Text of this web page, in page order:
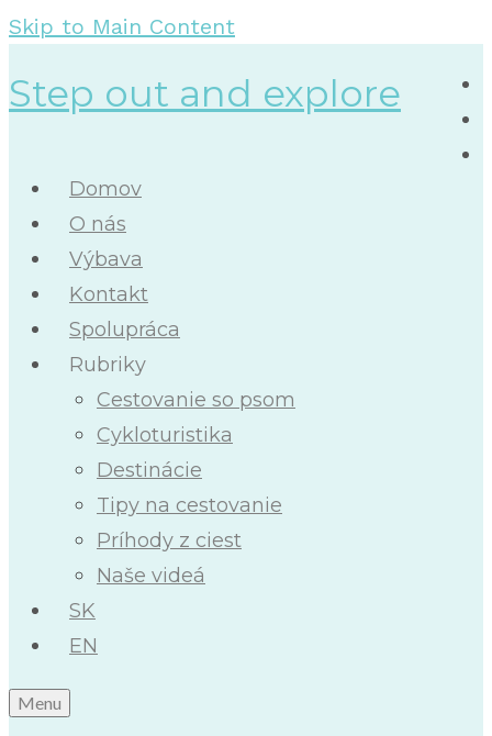
Skip to Main Content
Step out and explore
Domov
O nás
Výbava
Kontakt
Spolupráca
Rubriky
Cestovanie so psom
Cykloturistika
Destinácie
Tipy na cestovanie
Príhody z ciest
Naše videá
SK
EN
Menu